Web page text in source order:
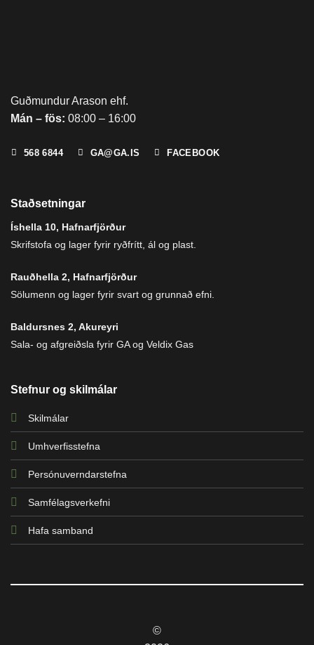
Guðmundur Arason ehf.
Mán – fös: 08:00 – 16:00
568 6844 GA@GA.IS FACEBOOK
Staðsetningar
Íshella 10, Hafnarfjörður
Skrifstofa og lager fyrir ryðfrítt, ál og plast.
Rauðhella 2, Hafnarfjörður
Sölumenn og lager fyrir svart og grunnað efni.
Baldursnes 2, Akureyri
Sala- og afgreiðsla fyrir GA og Veldix Gas
Stefnur og skilmálar
Skilmálar
Umhverfisstefna
Persónuverndarstefna
Samfélagsverkefni
Hafa samband
©